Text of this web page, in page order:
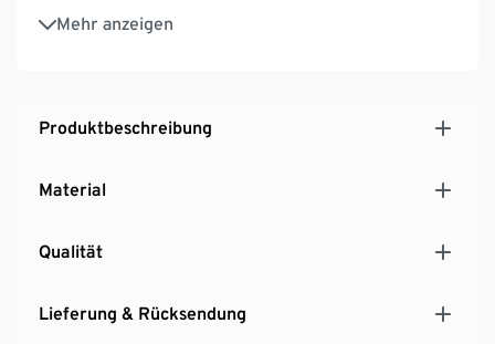
Mehr anzeigen
Dank Hakenleiste sind wichtige Küchenhelfer
schnell erreichbar
Produktbeschreibung
Material
Qualität
Lieferung & Rücksendung